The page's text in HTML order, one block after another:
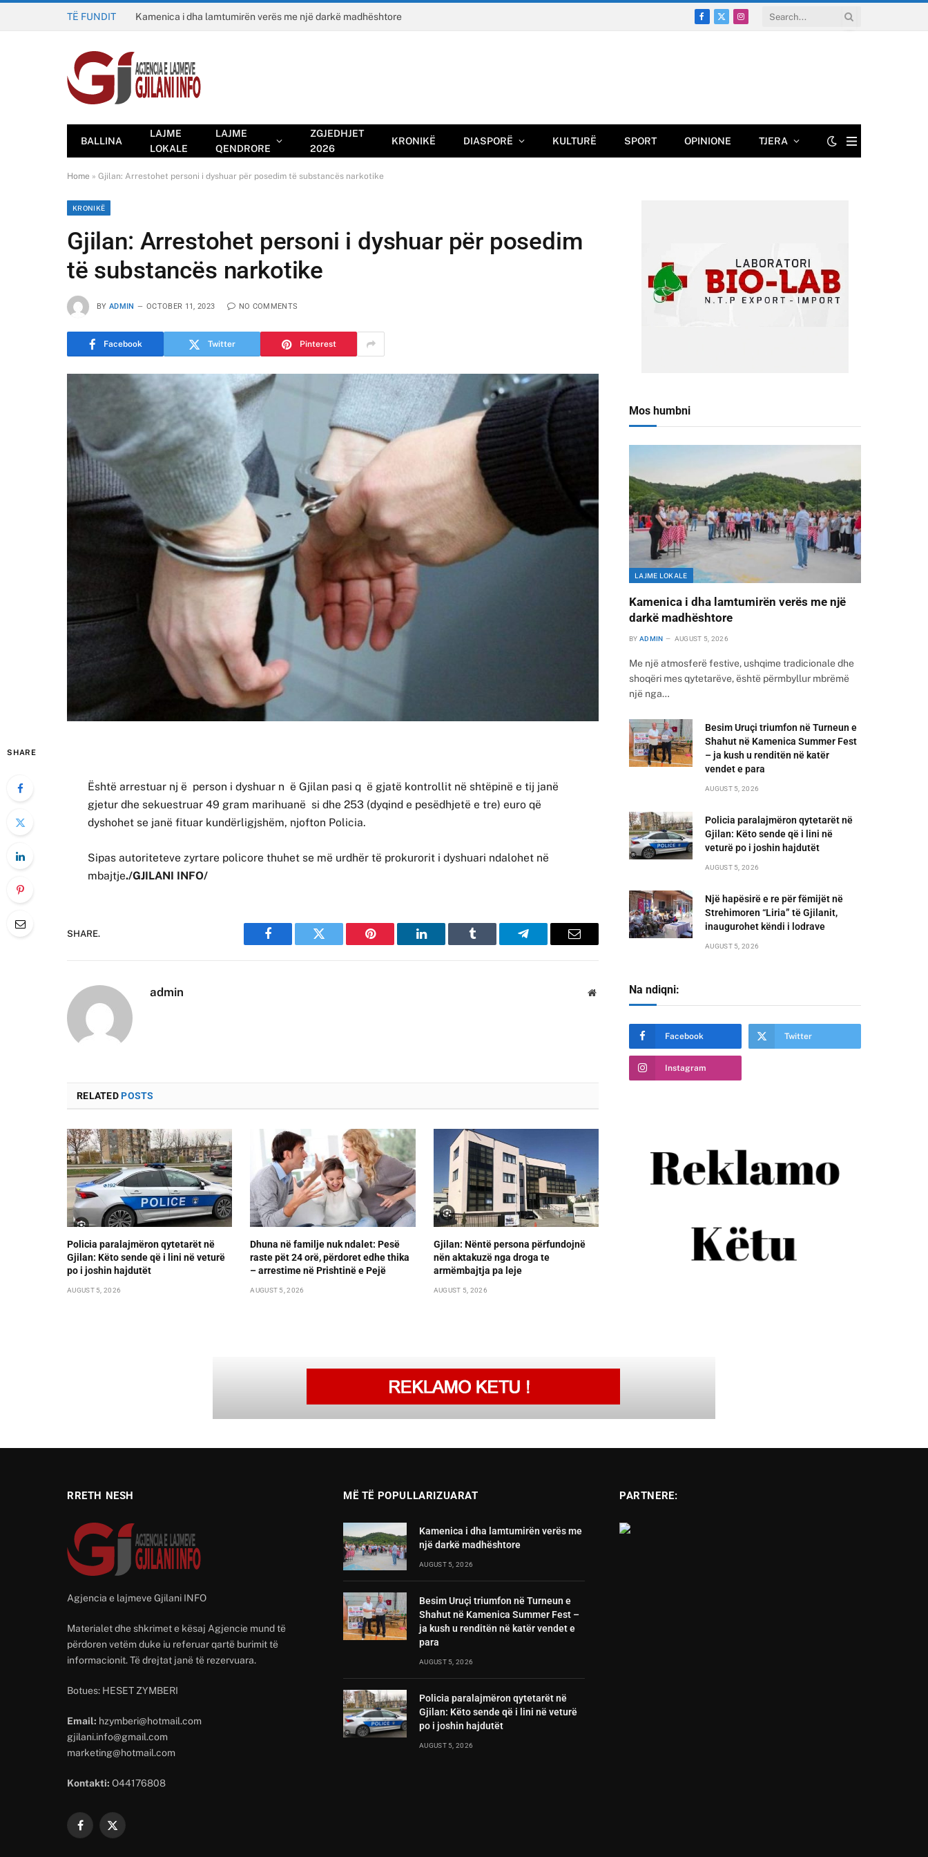
TË FUNDIT Kamenica i dha lamtumirën verës me një darkë madhështore
Facebook
X
Instagram
BALLINA
LAJME
LOKALE
LAJME
QENDRORE
ZGJEDHJET
2026
KRONIKË DIASPORË KULTURË SPORT OPINIONE TJERA
Home » Gjilan: Arrestohet personi i dyshuar për posedim të substancës narkotike
KRONIKË
Gjilan: Arrestohet personi i dyshuar për posedim
të substancës narkotike
BY ADMIN OCTOBER 11, 2023 NO COMMENTS
Facebook Twitter Pinterest
SHARE
Është arrestuar nj ë person i dyshuar n ë Gjilan pasi q ë gjatë kontrollit në shtëpinë e tij janë
gjetur dhe sekuestruar 49 gram marihuanë si dhe 253 (dyqind e pesëdhjetë e tre) euro që
dyshohet se janë fituar kundërligjshëm, njofton Policia.
Sipas autoriteteve zyrtare policore thuhet se më urdhër të prokurorit i dyshuari ndalohet në
mbajtje./GJILANI INFO/
SHARE.
Facebook Twitter Pinterest LinkedIn Tumblr Telegram Email
admin Website
RELATEDPOSTS
Policia paralajmëron qytetarët në
Gjilan: Këto sende që i lini në veturë
po i joshin hajdutët
AUGUST 5, 2026
Dhuna në familje nuk ndalet: Pesë
raste pët 24 orë, përdoret edhe thika
– arrestime në Prishtinë e Pejë
AUGUST 5, 2026
Gjilan: Nëntë persona përfundojnë
nën aktakuzë nga droga te
armëmbajtja pa leje
AUGUST 5, 2026
Mos humbni
LAJME LOKALE
Kamenica i dha lamtumirën verës me një
darkë madhështore
BY ADMIN AUGUST 5, 2026
Me një atmosferë festive, ushqime tradicionale dhe
shoqëri mes qytetarëve, është përmbyllur mbrëmë
një nga…
Besim Uruçi triumfon në Turneun e
Shahut në Kamenica Summer Fest
– ja kush u renditën në katër
vendet e para
AUGUST 5, 2026
Policia paralajmëron qytetarët në
Gjilan: Këto sende që i lini në
veturë po i joshin hajdutët
AUGUST 5, 2026
Një hapësirë e re për fëmijët në
Strehimoren “Liria” të Gjilanit,
inaugurohet këndi i lodrave
AUGUST 5, 2026
Na ndiqni:
Facebook Twitter
Instagram
RRETH NESH
Agjencia e lajmeve Gjilani INFO
Materialet dhe shkrimet e kësaj Agjencie mund të
përdoren vetëm duke iu referuar qartë burimit të
informacionit. Të drejtat janë të rezervuara.
Botues: HESET ZYMBERI
Email: hzymberi@hotmail.com
gjilani.info@gmail.com
marketing@hotmail.com
Kontakti: O44176808
Facebook
X
MË TË POPULLARIZUARAT
Kamenica i dha lamtumirën verës me
një darkë madhështore
AUGUST 5, 2026
Besim Uruçi triumfon në Turneun e
Shahut në Kamenica Summer Fest –
ja kush u renditën në katër vendet e
para
AUGUST 5, 2026
Policia paralajmëron qytetarët në
Gjilan: Këto sende që i lini në veturë
po i joshin hajdutët
AUGUST 5, 2026
PARTNERE: